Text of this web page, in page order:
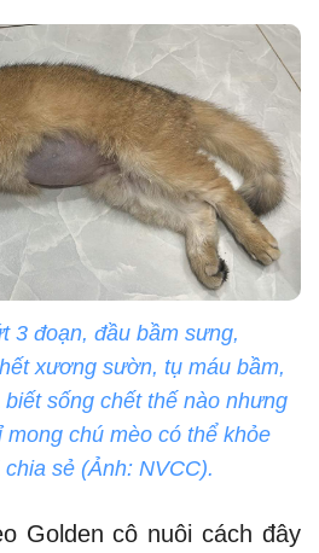
3 đoạn, đầu bầm sưng,
xương sườn, tụ máu bầm,
sống chết thế nào nhưng
chú mèo có thể khỏe
sẻ (Ảnh: NVCC).
Golden cô nuôi cách đây